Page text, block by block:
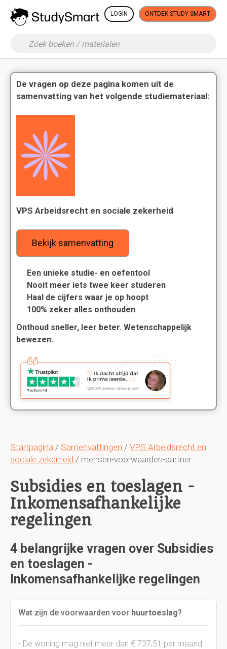
LOGIN ONTDEK STUDY SMART
Startpagina / Samenvattingen / VPS Arbeidsrecht en
sociale zekerheid / mensen-voorwaarden-partner
Subsidies en toeslagen -
Inkomensafhankelijke
regelingen
4 belangrijke vragen over Subsidies
en toeslagen -
Inkomensafhankelijke regelingen
Wat zijn de voorwaarden voor huurtoeslag?
- De woning mag niet meer dan € 737,51 per maand
De vragen op deze pagina komen uit de
samenvatting van het volgende studiemateriaal:
VPS Arbeidsrecht en sociale zekerheid
Bekijk samenvatting
Een unieke studie- en oefentool
Nooit meer iets twee keer studeren
Haal de cijfers waar je op hoopt
100% zeker alles onthouden
Onthoud sneller, leer beter. Wetenschappelijk
bewezen.